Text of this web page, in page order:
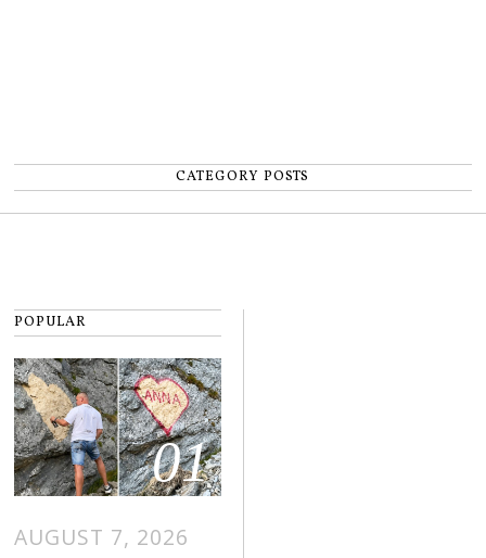
CATEGORY POSTS
POPULAR
01
AUGUST 7, 2026